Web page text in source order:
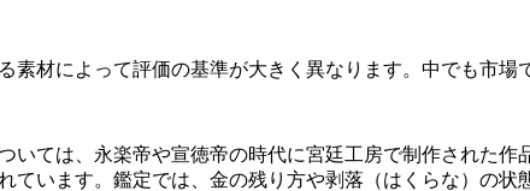
素材によって評価の基準が大きく異なります。中でも市
いては、永楽帝や宣徳帝の時代に宮廷工房で制作された
ています。鑑定では、金の残り方や剥落（はくらな）の